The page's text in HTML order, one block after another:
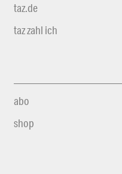
taz.de
taz zahl ich
abo
shop